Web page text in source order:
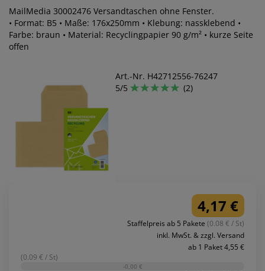
MailMedia 30002476 Versandtaschen ohne Fenster.
• Format: B5 • Maße: 176x250mm • Klebung: nassklebend •
Farbe: braun • Material: Recyclingpapier 90 g/m² • kurze Seite
offen
Art.-Nr. H42712556-76247
5/5
(2)
4,17 €
Staffelpreis ab 5 Pakete (0.08 € / St)
inkl. MwSt. & zzgl. Versand
ab 1 Paket 4,55 €
(0.09 € / St)
-0,00 €